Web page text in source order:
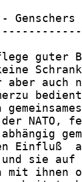
Genschers
guter
aber auch
NATO,
Einfluß
sie
mit ihnen